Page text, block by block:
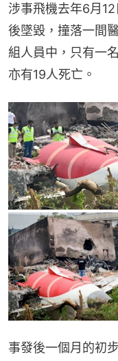
涉事飛機去年6月
後墜毀，撞落一間
組人員中，只有一
亦有19人死亡。
事發後一個月的初